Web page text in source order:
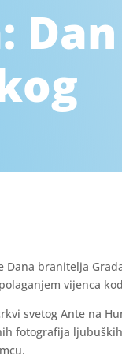
Dana branitelja
vijenca
svetog Ante na
fotografija